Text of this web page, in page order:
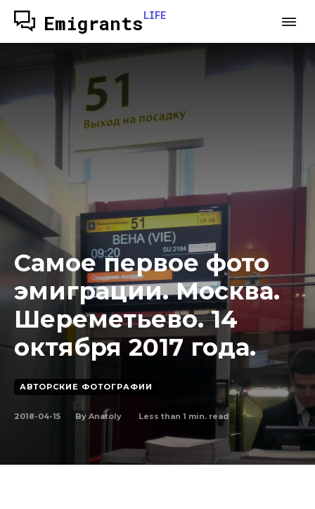
EmigrantsLIFE
Самое первое фото
эмиграции. Москва.
Шереметьево. 14
октября 2017 года.
АВТОРСКИЕ ФОТОГРАФИИ
2018-04-15 By Anatoly Less than 1 min. read